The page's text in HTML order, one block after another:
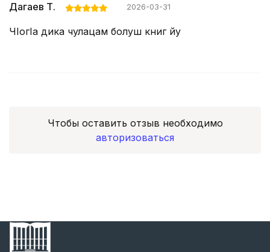
Дагаев Т. 2026-03-31
ЧIогIа дика чулацам болуш книг йу
Чтобы оставить отзыв необходимо
авторизоваться